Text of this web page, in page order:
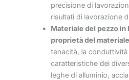
precisione di
risultati di lavorazione
Materiale del pezzo in
proprietà del materiale
tenacità, la
caratteristiche dei
leghe di alluminio,